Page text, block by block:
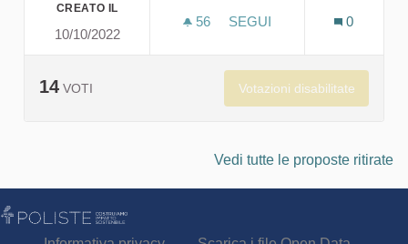
CREATO IL
10/10/2022
56 56 SOSTENITORI
SEGUI
0
14 VOTI Votazioni disabilitate
Vedi tutte le proposte ritirate